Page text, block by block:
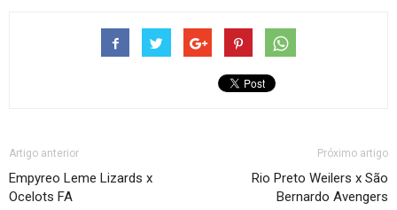
Artigo anterior
Empyreo Leme Lizards x
Ocelots FA
Próximo artigo
Rio Preto Weilers x São
Bernardo Avengers